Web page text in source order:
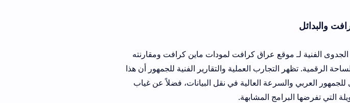
موقع عراق كرافت لمودات ماين كرافت ومقارنته
التجارب العملية والتقارير الفنية للجمهور أن هذا
العالية في نقل البيانات، فضلاً عن غياب
المشابهة.